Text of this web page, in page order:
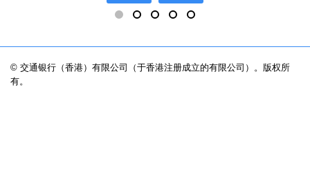
© 交通银行（香港）有限公司（于香港注册成立的有限公司）。版权所
有。